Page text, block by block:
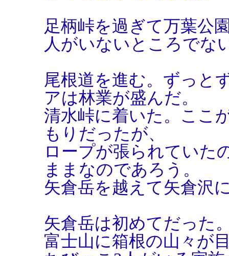
足柄峠を過ぎて万葉公
人がいないところでな
尾根道を進む。ずっと
アは林業が盛んだ。
清水峠に着いた。ここ
もりだったが、
ロープが張られていた
ままなのであろう。
矢倉岳を越えて矢倉沢
矢倉岳は初めてだった
富士山に箱根の山々が